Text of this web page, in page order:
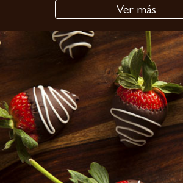
Ver más